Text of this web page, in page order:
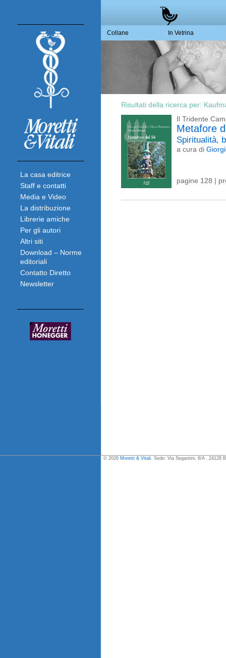
La casa editrice
Staff e contatti
Media e Video
La distribuzione
Librerie amiche
Per gli autori
Altri siti
Download – Norme
editoriali
Contatto Diretto
Newsletter
Collane In Vetrina
Risultati della ricerca per:
Il Tridente
Metafore
Spiritualità,
a cura di
pagine 128 |
© 2026 Moretti & Vitali. Sede: Via Segantini, 6/A . 24128